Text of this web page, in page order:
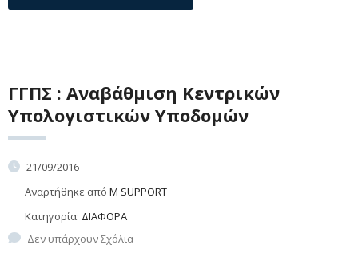
ΓΓΠΣ : Αναβάθμιση Κεντρικών
Υπολογιστικών Υποδομών
21/09/2016
Αναρτήθηκε από M SUPPORT
Κατηγορία: ΔΙΑΦΟΡΑ
Δεν υπάρχουν Σχόλια